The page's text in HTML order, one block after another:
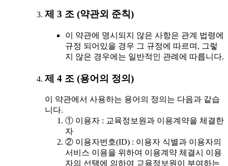
제 3 조 (약관외 준칙)
이 약관에 명시되지 않은 사항은 관계 법령에
규정 되어있을 경우 그 규정에 따르며, 그렇
지 않은 경우에는 일반적인 관례에 따릅니다.
제 4 조 (용어의 정의)
이 약관에서 사용하는 용어의 정의는 다음과 같습
니다.
① 이용자 : 교육정보원과 이용계약을 체결한
자
② 이용자번호(ID) : 이용자 식별과 이용자의
서비스 이용을 위하여 이용계약 체결시 이용
자의 선택에 의하여 교육정보원이 부여하는